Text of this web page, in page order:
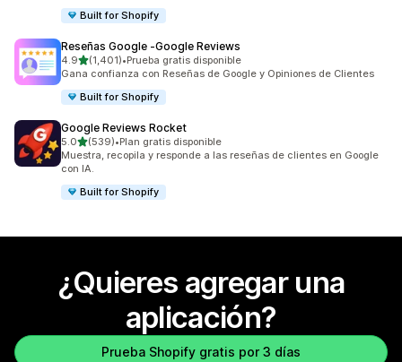
Built for Shopify
Reseñas Google ‑Google Reviews
4.9de 5 estrellas
(1,401)
1401 reseñas en total
•Prueba gratis disponible
Gana confianza con Reseñas de Google y Opiniones de Clientes
Built for Shopify
Google Reviews Rocket
5.0de 5 estrellas
(539)
539 reseñas en total
•Plan gratis disponible
Muestra, recopila y responde a las reseñas de clientes en Google
con IA.
Built for Shopify
¿Quieres agregar una
aplicación?
Prueba Shopify gratis por 3 días